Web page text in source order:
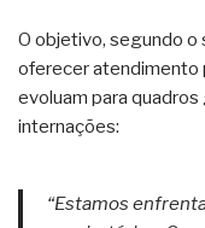
O objetivo, segundo o
oferecer atendimento
evoluam para
internações:
“Estamos